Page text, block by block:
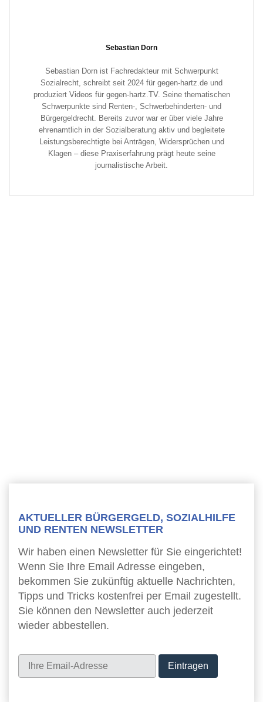
Sebastian Dorn
Sebastian Dorn ist Fachredakteur mit Schwerpunkt
Sozialrecht, schreibt seit 2024 für gegen-hartz.de und
produziert Videos für gegen-hartz.TV. Seine thematischen
Schwerpunkte sind Renten-, Schwerbehinderten- und
Bürgergeldrecht. Bereits zuvor war er über viele Jahre
ehrenamtlich in der Sozialberatung aktiv und begleitete
Leistungsberechtigte bei Anträgen, Widersprüchen und
Klagen – diese Praxiserfahrung prägt heute seine
journalistische Arbeit.
AKTUELLER BÜRGERGELD, SOZIALHILFE
UND RENTEN NEWSLETTER
Wir haben einen Newsletter für Sie eingerichtet!
Wenn Sie Ihre Email Adresse eingeben,
bekommen Sie zukünftig aktuelle Nachrichten,
Tipps und Tricks kostenfrei per Email zugestellt.
Sie können den Newsletter auch jederzeit
wieder abbestellen.